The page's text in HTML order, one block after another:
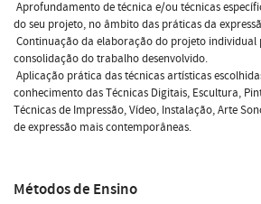
 Aprofundamento de técnica e/ou técnicas
do seu projeto, no âmbito das práticas da
 Continuação da elaboração do projeto
consolidação do trabalho desenvolvido.
 Aplicação prática das técnicas artísticas
conhecimento das Técnicas Digitais, Escultura,
Técnicas de Impressão, Vídeo, Instalação, Arte
de expressão mais contemporâneas.
Métodos de Ensino